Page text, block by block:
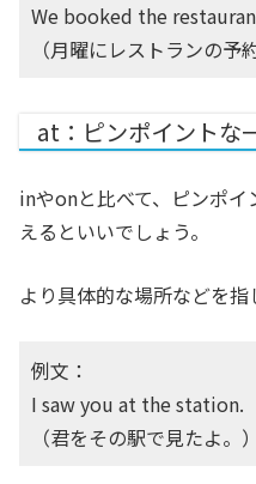
We booked the
（月曜にレストランの予
at：ピンポイントな
inやonと比べて、ピンポ
えるといいでしょう。
より具体的な場所などを指
例文：
I saw you at the station.
（君をその駅で見たよ。）